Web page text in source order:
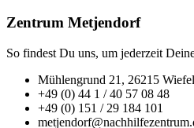
Zentrum Metjendorf
So findest Du uns, um jederzeit
Mühlengrund 21, 26215
+49 (0) 44 1 / 40 57 08 48
+49 (0) 151 / 29 184 101